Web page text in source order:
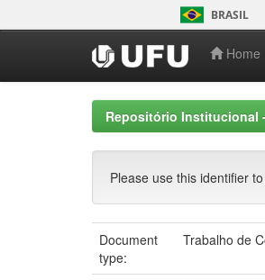
navigation
BRASIL
Home
Repositório Institucional
Please use this identifier
Document
type:
Trabalho de